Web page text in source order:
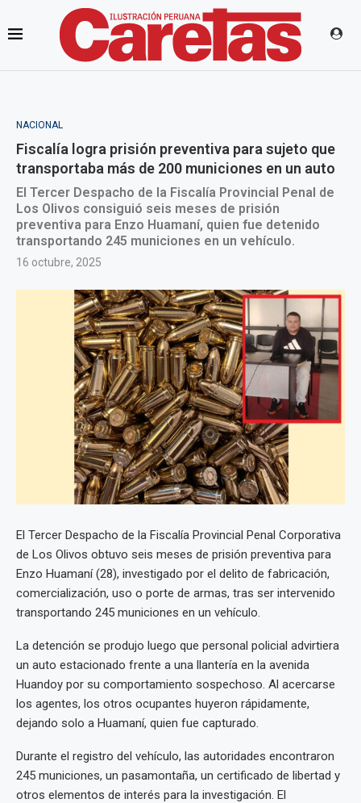
NACIONAL
Fiscalía logra prisión preventiva para sujeto que
transportaba más de 200 municiones en un auto
El Tercer Despacho de la Fiscalía Provincial Penal de
Los Olivos consiguió seis meses de prisión
preventiva para Enzo Huamaní, quien fue detenido
transportando 245 municiones en un vehículo.
16 octubre, 2025
El Tercer Despacho de la Fiscalía Provincial Penal Corporativa
de Los Olivos obtuvo seis meses de prisión preventiva para
Enzo Huamaní (28), investigado por el delito de fabricación,
comercialización, uso o porte de armas, tras ser intervenido
transportando 245 municiones en un vehículo.
La detención se produjo luego que personal policial advirtiera
un auto estacionado frente a una llantería en la avenida
Huandoy por su comportamiento sospechoso. Al acercarse
los agentes, los otros ocupantes huyeron rápidamente,
dejando solo a Huamaní, quien fue capturado.
Durante el registro del vehículo, las autoridades encontraron
245 municiones, un pasamontaña, un certificado de libertad y
otros elementos de interés para la investigación. El